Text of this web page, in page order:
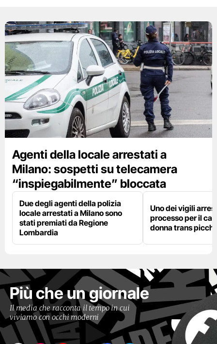
Agenti della locale arrestati a
Milano: sospetti su telecamera
“inspiegabilmente” bloccata
Due degli agenti della polizia
locale arrestati a Milano sono
stati premiati da Regione
Lombardia
Uno dei vigili
processo per il
donna trans
Più che un giornale
Il media che racconta il tempo in cui
viviamo con occhi moderni